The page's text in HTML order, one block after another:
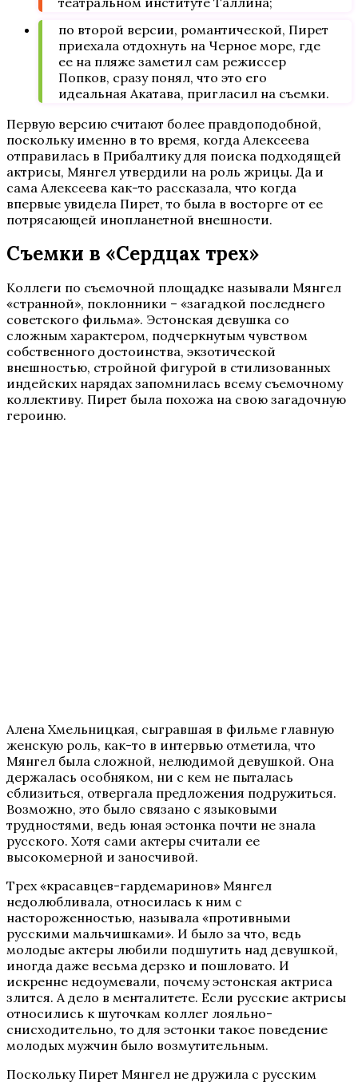
по второй версии, романтической, Пирет
приехала отдохнуть на Черное море, где
ее на пляже заметил сам режиссер
Попков, сразу понял, что это его
идеальная Акатава, пригласил на съемки.
Первую версию считают более правдоподобной,
поскольку именно в то время, когда Алексеева
отправилась в Прибалтику для поиска подходящей
актрисы, Мянгел утвердили на роль жрицы. Да и
сама Алексеева как-то рассказала, что когда
впервые увидела Пирет, то была в восторге от ее
потрясающей инопланетной внешности.
Съемки в «Сердцах трех»
Коллеги по съемочной площадке называли Мянгел
«странной», поклонники – «загадкой последнего
советского фильма». Эстонская девушка со
сложным характером, подчеркнутым чувством
собственного достоинства, экзотической
внешностью, стройной фигурой в стилизованных
индейских нарядах запомнилась всему съемочному
коллективу. Пирет была похожа на свою загадочную
героиню.
Алена Хмельницкая, сыгравшая в фильме главную
женскую роль, как-то в интервью отметила, что
Мянгел была сложной, нелюдимой девушкой. Она
держалась особняком, ни с кем не пыталась
сблизиться, отвергала предложения подружиться.
Возможно, это было связано с языковыми
трудностями, ведь юная эстонка почти не знала
русского. Хотя сами актеры считали ее
высокомерной и заносчивой.
Трех «красавцев-гардемаринов» Мянгел
недолюбливала, относилась к ним с
настороженностью, называла «противными
русскими мальчишками». И было за что, ведь
молодые актеры любили подшутить над девушкой,
иногда даже весьма дерзко и пошловато. И
искренне недоумевали, почему эстонская актриса
злится. А дело в менталитете. Если русские актрисы
относились к шуточкам коллег лояльно-
снисходительно, то для эстонки такое поведение
молодых мужчин было возмутительным.
Поскольку Пирет Мянгел не дружила с русским